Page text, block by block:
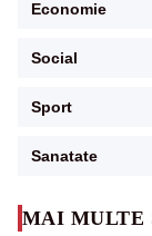
MAI MULTE
Economie
Social
Sport
Sanatate